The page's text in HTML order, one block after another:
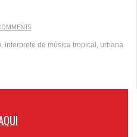
interprete de música tropical, urbana